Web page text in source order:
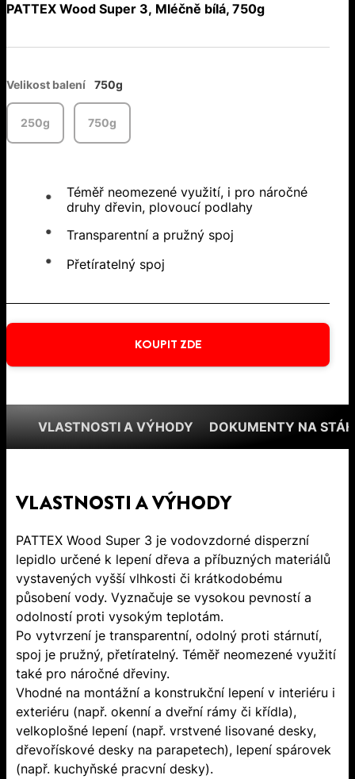
PATTEX Wood Super 3, Mléčně bílá, 750g
Velikost balení 750g
250g 750g
Téměř neomezené využití, i pro náročné
druhy dřevin, plovoucí podlahy
Transparentní a pružný spoj
Přetíratelný spoj
KOUPIT ZDE
VLASTNOSTI A VÝHODY DOKUMENTY NA
VLASTNOSTI A VÝHODY
PATTEX Wood Super 3 je vodovzdorné disperzní
lepidlo určené k lepení dřeva a příbuzných materiálů
vystavených vyšší vlhkosti či krátkodobému
působení vody. Vyznačuje se vysokou pevností a
odolností proti vysokým teplotám.
Po vytvrzení je transparentní, odolný proti stárnutí,
spoj je pružný, přetíratelný. Téměř neomezené využití
také pro náročné dřeviny.
Vhodné na montážní a konstrukční lepení v interiéru i
exteriéru (např. okenní a dveřní rámy či křídla),
velkoplošné lepení (např. vrstvené lisované desky,
dřevořískové desky na parapetech), lepení spárovek
(např. kuchyňské pracvní desky).